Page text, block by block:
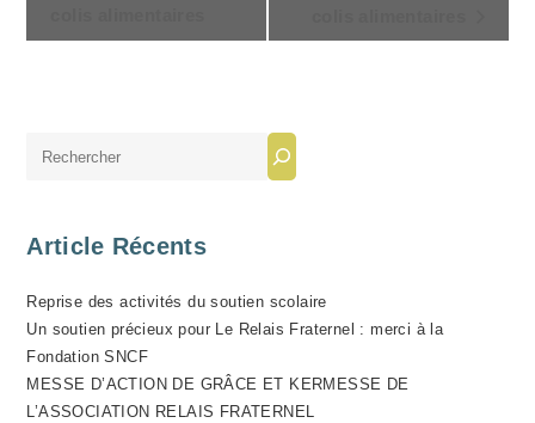
O
É
V
È
N
Article Récents
Reprise des activités du soutien scolaire
Un soutien précieux pour Le Relais Fraternel : merci à la
Fondation SNCF
MESSE D’ACTION DE GRÂCE ET KERMESSE DE
L’ASSOCIATION RELAIS FRATERNEL